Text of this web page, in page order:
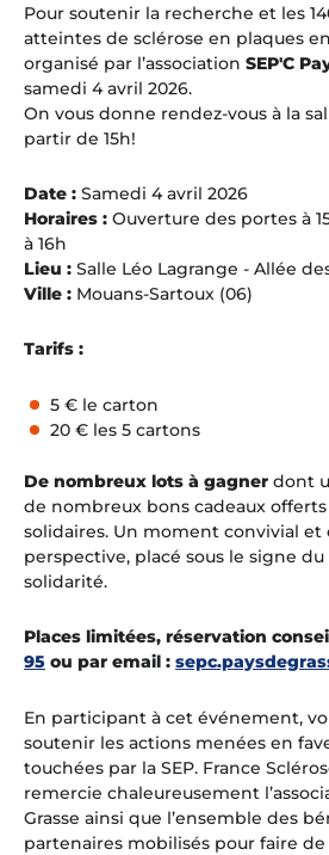
Pour soutenir la recherche et les
atteintes de sclérose en plaques
organisé par l’association SEP'C
samedi 4 avril 2026.
On vous donne rendez-vous à la
partir de 15h!
Date : Samedi 4 avril 2026
Horaires : Ouverture des portes à
à 16h
Lieu : Salle Léo Lagrange - Allée
Ville : Mouans-Sartoux (06)
Tarifs :
5 € le carton
20 € les 5 cartons
De nombreux lots à gagner dont
de nombreux bons cadeaux
solidaires. Un moment convivial et
perspective, placé sous le signe
solidarité.
Places limitées, réservation
95 ou par email :
En participant à cet événement,
soutenir les actions menées en
touchées par la SEP. France
remercie chaleureusement
Grasse ainsi que l’ensemble des
partenaires mobilisés pour faire